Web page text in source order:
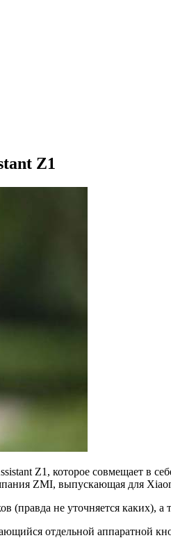
Z1
Z1, которое совмещает в
ZMI, выпускающая для
не уточняется каких), а
отдельной аппаратной